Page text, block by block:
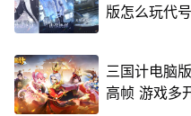
版怎么玩代
三国计电脑
高帧 游戏多